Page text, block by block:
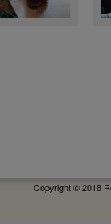
Copyright © 2018